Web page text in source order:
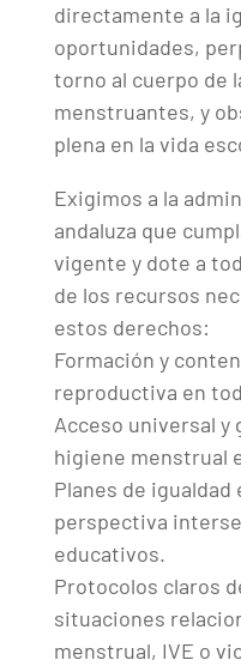
directamente a la
oportunidades,
torno al cuerpo de
menstruantes, y
plena en la vida
Exigimos a la
andaluza que
vigente y dote a
de los recursos
estos derechos:
Formación y
reproductiva en
Acceso universal
higiene menstrual
Planes de
perspectiva
educativos.
Protocolos claros
situaciones
menstrual, IVE o